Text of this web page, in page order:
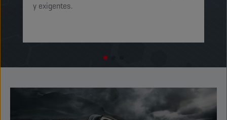
y exigentes.